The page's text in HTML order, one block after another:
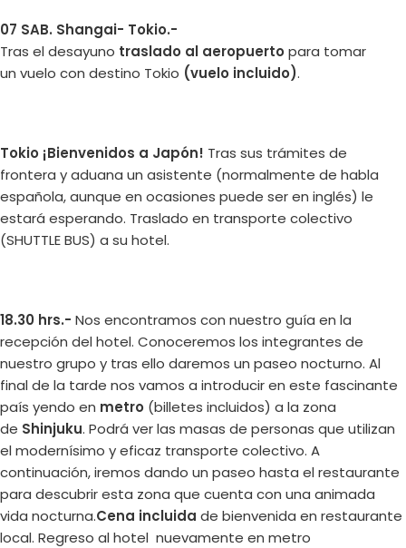
07 SAB. Shangai- Tokio.-
Tras el desayuno traslado al aeropuerto para tomar
un vuelo con destino Tokio (vuelo incluido).
Tokio ¡Bienvenidos a Japón! Tras sus trámites de
frontera y aduana un asistente (normalmente de habla
española, aunque en ocasiones puede ser en inglés) le
estará esperando. Traslado en transporte colectivo
(SHUTTLE BUS) a su hotel.
18.30 hrs.- Nos encontramos con nuestro guía en la
recepción del hotel. Conoceremos los integrantes de
nuestro grupo y tras ello daremos un paseo nocturno. Al
final de la tarde nos vamos a introducir en este fascinante
país yendo en metro (billetes incluidos) a la zona
de Shinjuku. Podrá ver las masas de personas que utilizan
el modernísimo y eficaz transporte colectivo. A
continuación, iremos dando un paseo hasta el restaurante
para descubrir esta zona que cuenta con una animada
vida nocturna.Cena incluida de bienvenida en restaurante
local. Regreso al hotel nuevamente en metro